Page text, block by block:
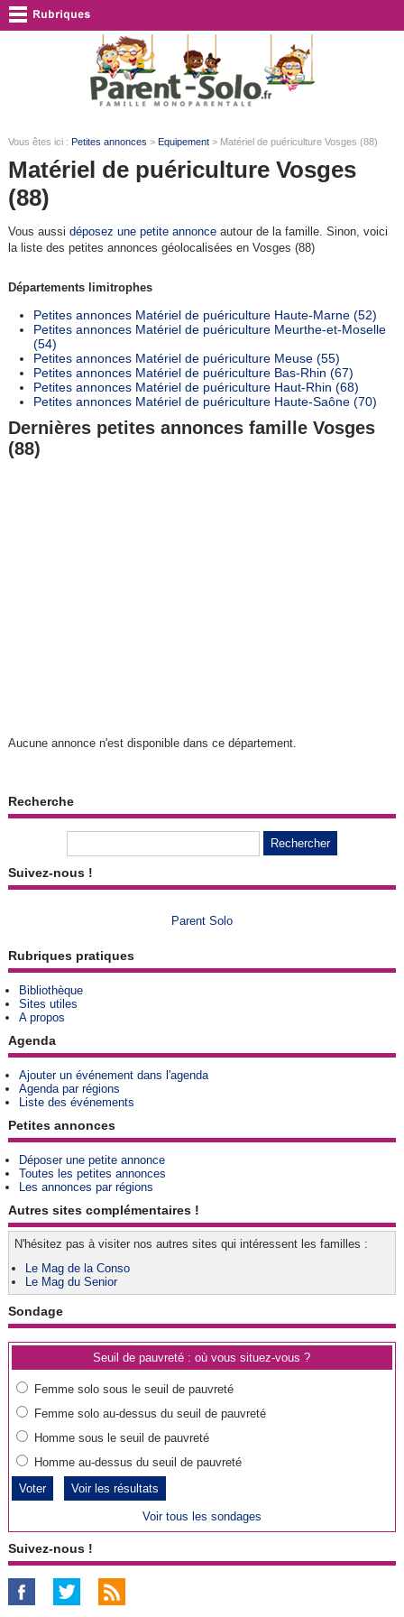
Vous êtes ici : Petites annonces > Equipement> Matériel de puériculture Vosges (88)
Matériel de puériculture Vosges
(88)
Vous aussi déposez une petite annonceautour de la famille. Sinon, voici
la liste des petites annonces géolocalisées en Vosges (88)
Départements limitrophes
Petites annonces Matériel de puériculture Haute-Marne (52)
Petites annonces Matériel de puériculture Meurthe-et-Moselle
(54)
Petites annonces Matériel de puériculture Meuse (55)
Petites annonces Matériel de puériculture Bas-Rhin (67)
Petites annonces Matériel de puériculture Haut-Rhin (68)
Petites annonces Matériel de puériculture Haute-Saône (70)
Dernières petites annonces famille Vosges
(88)
Aucune annonce n'est disponible dans ce département.
Recherche
Suivez-nous !
Parent Solo
Rubriques pratiques
Bibliothèque
Sites utiles
A propos
Agenda
Ajouter un événement dans l'agenda
Agenda par régions
Liste des événements
Petites annonces
Déposer une petite annonce
Toutes les petites annonces
Les annonces par régions
Autres sites complémentaires !
N'hésitez pas à visiter nos autres sites qui intéressent les familles :
Le Mag de la Conso
Le Mag du Senior
Sondage
Seuil de pauvreté : où vous situez-vous ?
Femme solo sous le seuil de pauvreté
Femme solo au-dessus du seuil de pauvreté
Homme sous le seuil de pauvreté
Homme au-dessus du seuil de pauvreté
Voir les résultats
Voir tous les sondages
Suivez-nous !